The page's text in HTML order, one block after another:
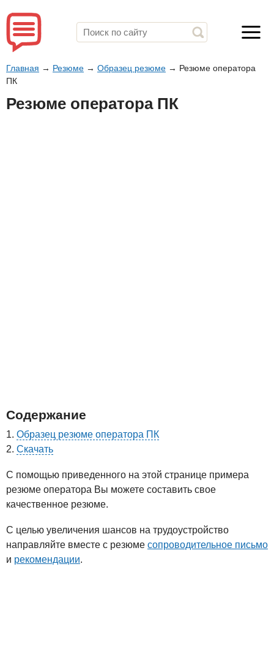
Главная → Резюме → Образец резюме → Резюме оператора
ПК
Резюме оператора ПК
Содержание
Образец резюме оператора ПК
Скачать
С помощью приведенного на этой странице примера
резюме оператора Вы можете составить свое
качественное резюме.
С целью увеличения шансов на трудоустройство
направляйте вместе с резюме сопроводительное письмо
и рекомендации.